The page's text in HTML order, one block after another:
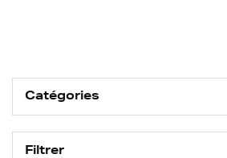
Catégories
Filtrer